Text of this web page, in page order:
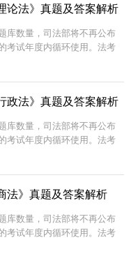
论法》真题及答案解析
库数量，司法部将不再公布
考试年度内循环使用。法考
历年法考回忆版真题及答案
政法》真题及答案解析
库数量，司法部将不再公布
考试年度内循环使用。法考
历年法考回忆版真题及答案
法》真题及答案解析
库数量，司法部将不再公布
考试年度内循环使用。法考
历年法考回忆版真题及答案